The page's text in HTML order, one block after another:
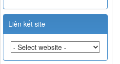
Liên kết site